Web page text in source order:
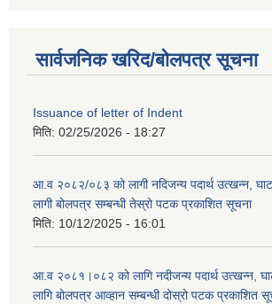
सार्वजनिक खरिद/बोलपत्र सूचना
Issuance of letter of Indent
मिति: 02/25/2026 - 18:27
आ.व २०८२/०८३ को लागी नदिजन्य पदार्थ उत्खन्न,
लागी बोलपत्र सम्बन्धी तेस्रो पटक प्रकाशित सूचना
मिति: 10/12/2025 - 16:01
आ.व २०८१।०८२ को लागि नदीजन्य पदार्थ उत्खन्न,
लागि बोलपत्र आव्हान सम्बन्धी दोस्रो पटक प्रकाशित